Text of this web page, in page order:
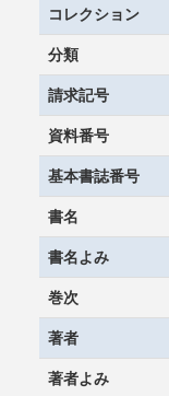
コレクション
分類
請求記号
資料番号
基本書誌番号
書名
書名よみ
巻次
著者
著者よみ